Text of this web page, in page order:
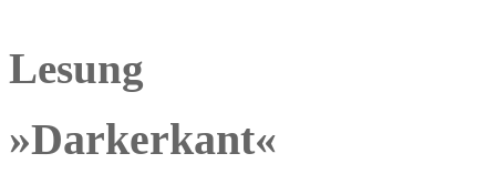
Lesung
»Darkerkant«